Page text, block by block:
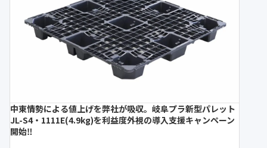
中東情勢による値上げを弊社が吸収。岐阜プラ新型パレット
JL-S4・1111E(4.9kg)を利益度外視の導入支援キャンペーン
開始‼︎